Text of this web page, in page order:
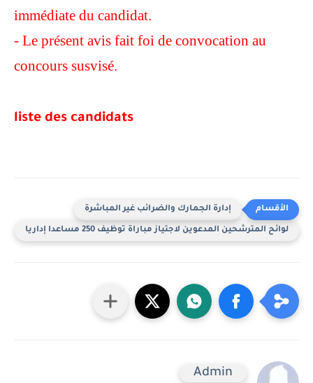
immédiate du candidat.
- Le présent avis fait foi de convocation au
concours susvisé.
liste des candidats
إدارة الجمارك والضرائب غير المباشرة
لوائح المترشحين المدعوين لاجتياز مباراة توظيف 250 مساعدا إداريا
Admin